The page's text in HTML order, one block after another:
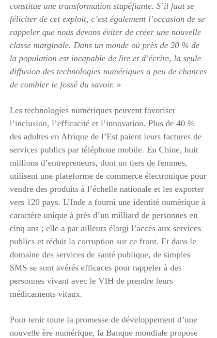
constitue une transformation stupéfiante. S’il faut se
féliciter de cet exploit, c’est également l’occasion de se
rappeler que nous devons éviter de créer une nouvelle
classe marginale. Dans un monde où près de 20 % de
la population est incapable de lire et d’écrire, la seule
diffusion des technologies numériques a peu de chances
de combler le fossé du savoir. »
Les technologies numériques peuvent favoriser
l’inclusion, l’efficacité et l’innovation. Plus de 40 %
des adultes en Afrique de l’Est paient leurs factures de
services publics par téléphone mobile. En Chine, huit
millions d’entrepreneurs, dont un tiers de femmes,
utilisent une plateforme de commerce électronique pour
vendre des produits à l’échelle nationale et les exporter
vers 120 pays. L’Inde a fourni une identité numérique à
caractère unique à près d’un milliard de personnes en
cinq ans ; elle a par ailleurs élargi l’accès aux services
publics et réduit la corruption sur ce front. Et dans le
domaine des services de santé publique, de simples
SMS se sont avérés efficaces pour rappeler à des
personnes vivant avec le VIH de prendre leurs
médicaments vitaux.
Pour tenir toute la promesse de développement d’une
nouvelle ère numérique, la Banque mondiale propose